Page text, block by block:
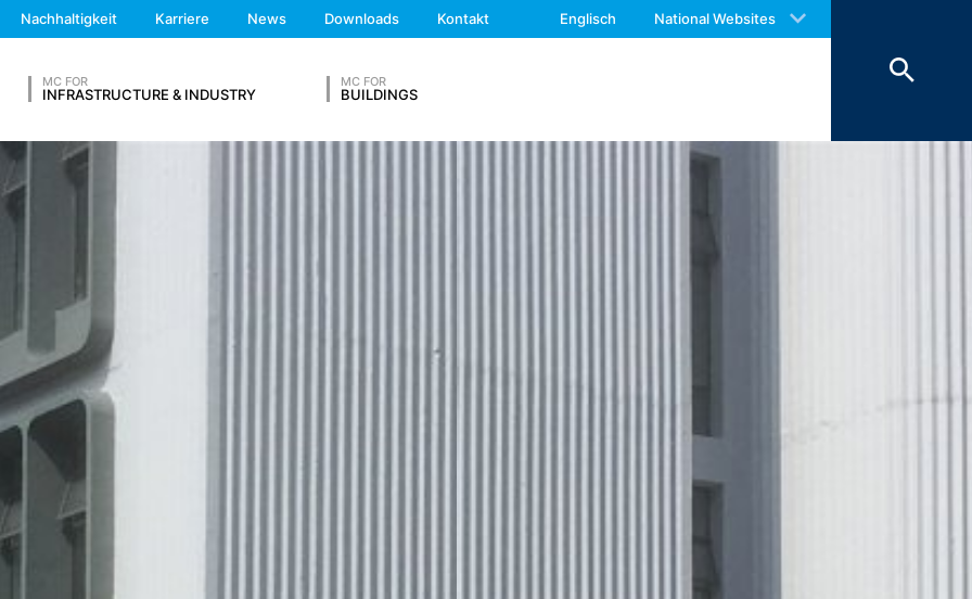
Nachhaltigkeit Karriere News Downloads Kontakt Englisch National Websites
MC FOR
INFRASTRUCTURE & INDUSTRY
MC FOR
BUILDINGS
Rufnummern, E-Mail-Adresse), das Thema und den Inhalt Ihrer Nachricht sowie von Ihnen
Daten um Ihre Anfrage zu beantworten. Mit der Verarbeitung der Daten verfolgen wir das berechtigte
DSGVO). Eine Weitergabe der Daten erfolgt an unseren Hosting-Dienstleister, der die Internetseite in
an Dritte erfolgt nicht. Die oben genannten Daten planen wir für einen Zeitraum von 10 Jahren
Google Analytics. Anbieter ist die Google Inc., 1600 Amphitheatre Parkway Mountain View,
so genannte "Cookies". Das sind Textdateien, die auf Ihrem Computer gespeichert werden und die eine
Sie ermöglichen. Die durch den Cookie erzeugten Informationen über Ihre Benutzung dieser Website
in den USA übertragen und dort gespeichert.
erfolgt auf Grundlage von Art. 6 Abs. 1 lit. f DSGVO. Der Websitebetreiber hat ein berechtigtes
um sowohl sein Webangebot als auch seine Werbung zu optimieren.
IP-Anonymisierung aktiviert. Dadurch wird Ihre IP-Adresse von Google innerhalb von Mitgliedstaaten der
des Abkommens über den Europäischen Wirtschaftsraum vor der Übermittlung in die USA
IP-Adresse an einen Server von Google in den USA übertragen und dort gekürzt. Im Auftrag des
Informationen benutzen, um Ihre Nutzung der Website auszuwerten, um Reports über die
um weitere mit der Websitenutzung und der Internetnutzung verbundene Dienstleistungen gegenüber
Rahmen von Google Analytics von Ihrem Browser übermittelte IP-Adresse wird nicht mit anderen Daten
durch eine entsprechende Einstellung Ihrer Browser-Software verhindern; wir weisen Sie jedoch darauf hin,
ABSCHICKEN
Feel free to contact us again should you find necessary.